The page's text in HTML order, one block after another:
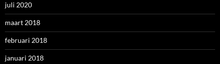
juli 2020
maart 2018
februari 2018
januari 2018